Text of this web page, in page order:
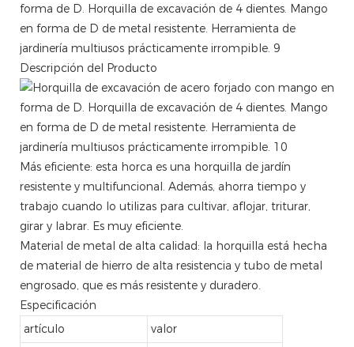
Descripción del Producto
Más eficiente: esta horca es una horquilla de jardín
resistente y multifuncional. Además, ahorra tiempo y
trabajo cuando lo utilizas para cultivar, aflojar, triturar,
girar y labrar. Es muy eficiente.
Material de metal de alta calidad: la horquilla está hecha
de material de hierro de alta resistencia y tubo de metal
engrosado, que es más resistente y duradero.
Especificación
artículo
valor